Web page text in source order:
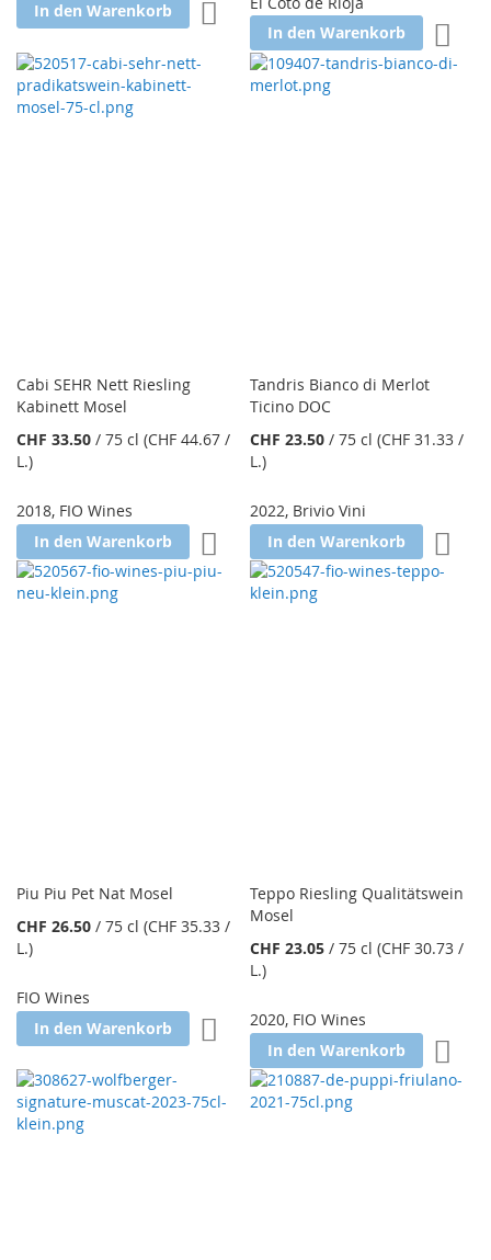
In den Warenkorb Zur Wunschliste hinzufügen
In den Warenkorb
Cabi SEHR Nett Riesling
Kabinett Mosel
CHF 33.50 / 75 cl (CHF 44.67 /
L.)
2018, FIO Wines
In den Warenkorb
Zur Wunschliste hinzufügen
Tandris Bianco di Merlot
Ticino DOC
CHF 23.50 /75 cl (CHF 31.33 /
L.)
2022, Brivio Vini
In den Warenkorb
Piu Piu Pet Nat Mosel
CHF 26.50 / 75 cl (CHF 35.33 /
L.)
FIO Wines
In den Warenkorb
Zur Wunschliste hinzufügen
Teppo Riesling Qualitätswein
Mosel
CHF 23.05 /75 cl (CHF 30.73 /
L.)
2020, FIO Wines
In den Warenkorb